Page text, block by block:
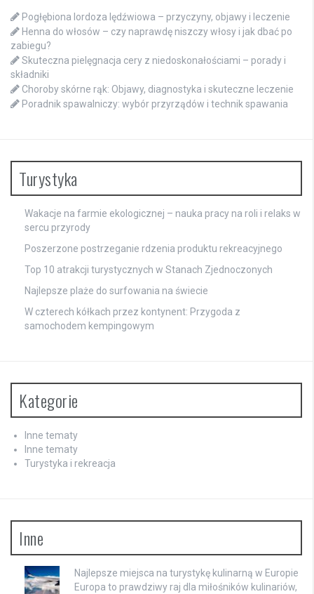
Pogłębiona lordoza lędźwiowa – przyczyny, objawy i leczenie
Henna do włosów – czy naprawdę niszczy włosy i jak dbać po
zabiegu?
Skuteczna pielęgnacja cery z niedoskonałościami – porady i
składniki
Choroby skórne rąk: Objawy, diagnostyka i skuteczne leczenie
Poradnik spawalniczy: wybór przyrządów i technik spawania
Turystyka
Wakacje na farmie ekologicznej – nauka pracy na roli i relaks w
sercu przyrody
Poszerzone postrzeganie rdzenia produktu rekreacyjnego
Top 10 atrakcji turystycznych w Stanach Zjednoczonych
Najlepsze plaże do surfowania na świecie
W czterech kółkach przez kontynent: Przygoda z
samochodem kempingowym
Kategorie
Inne tematy
Inne tematy
Turystyka i rekreacja
Inne
Najlepsze miejsca na turystykę kulinarną w Europie
Europa to prawdziwy raj dla miłośników kulinariów,